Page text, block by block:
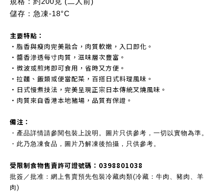
儲存：急凍-18°C
主要特點：
・脂香與瘦肉完美融合，肉質軟嫩，入口即化。
・醬香滲透每寸肉質，滋味層次豐富。
・微波或煎烤即可食用，省時又方便。
・拉麵、飯類或便當配菜，百搭日式料理風味。
・日式慢煮技法，完美呈現正宗日本傳統叉燒風味。
・肉質來自香港本地豬場，品質有保證。
備注：
・產品詳情請參閱包裝上說明。圖片只供參考，一切以實物為準。
・此乃急凍食品，圖片乃解凍後拍攝，只供參考。
受限制食物售賣許可證號碼：0398801038
批簽／批准：網上售賣預先包裝冷藏肉類(冷藏：牛肉、豬肉、羊
肉)